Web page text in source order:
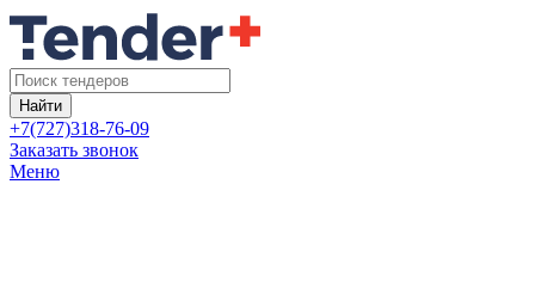
Найти
+7(727)318-76-09
Заказать звонок
Меню